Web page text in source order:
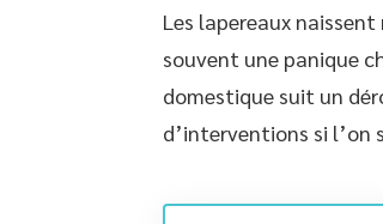
Les lapereaux
souvent une panique
domestique suit un
d’interventions si l’on